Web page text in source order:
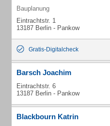
Bauplanung
Eintrachtstr. 1
13187 Berlin - Pankow
Gratis-Digitalcheck
Barsch Joachim
Eintrachtstr. 6
13187 Berlin - Pankow
Blackbourn Katrin